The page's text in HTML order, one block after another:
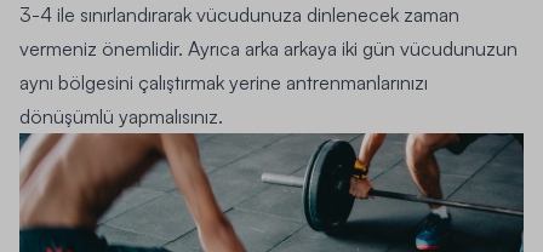
3-4 ile sınırlandırarak vücudunuza dinlenecek zaman
vermeniz önemlidir. Ayrıca arka arkaya iki gün vücudunuzun
aynı bölgesini çalıştırmak yerine antrenmanlarınızı
dönüşümlü yapmalısınız.